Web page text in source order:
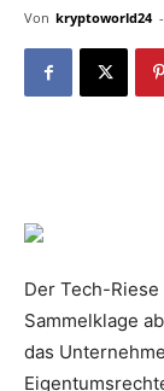
Von kryptoworld24 -
Der Tech-
Sammelklage
das